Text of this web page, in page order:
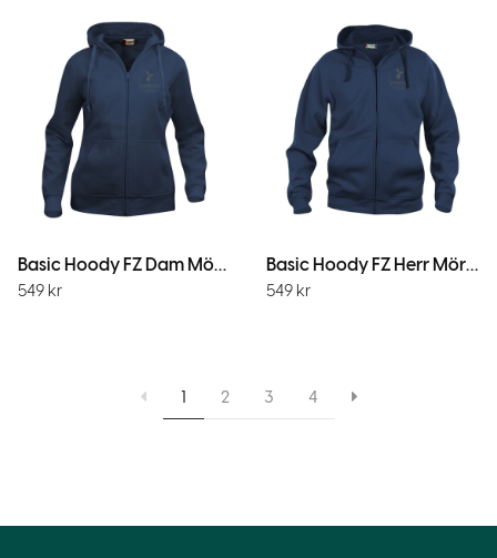
Basic Hoody FZ Dam Mörk Marin
549 kr
Basic Hoody FZ Herr Mörk Marin
549 kr
1 2 3 4